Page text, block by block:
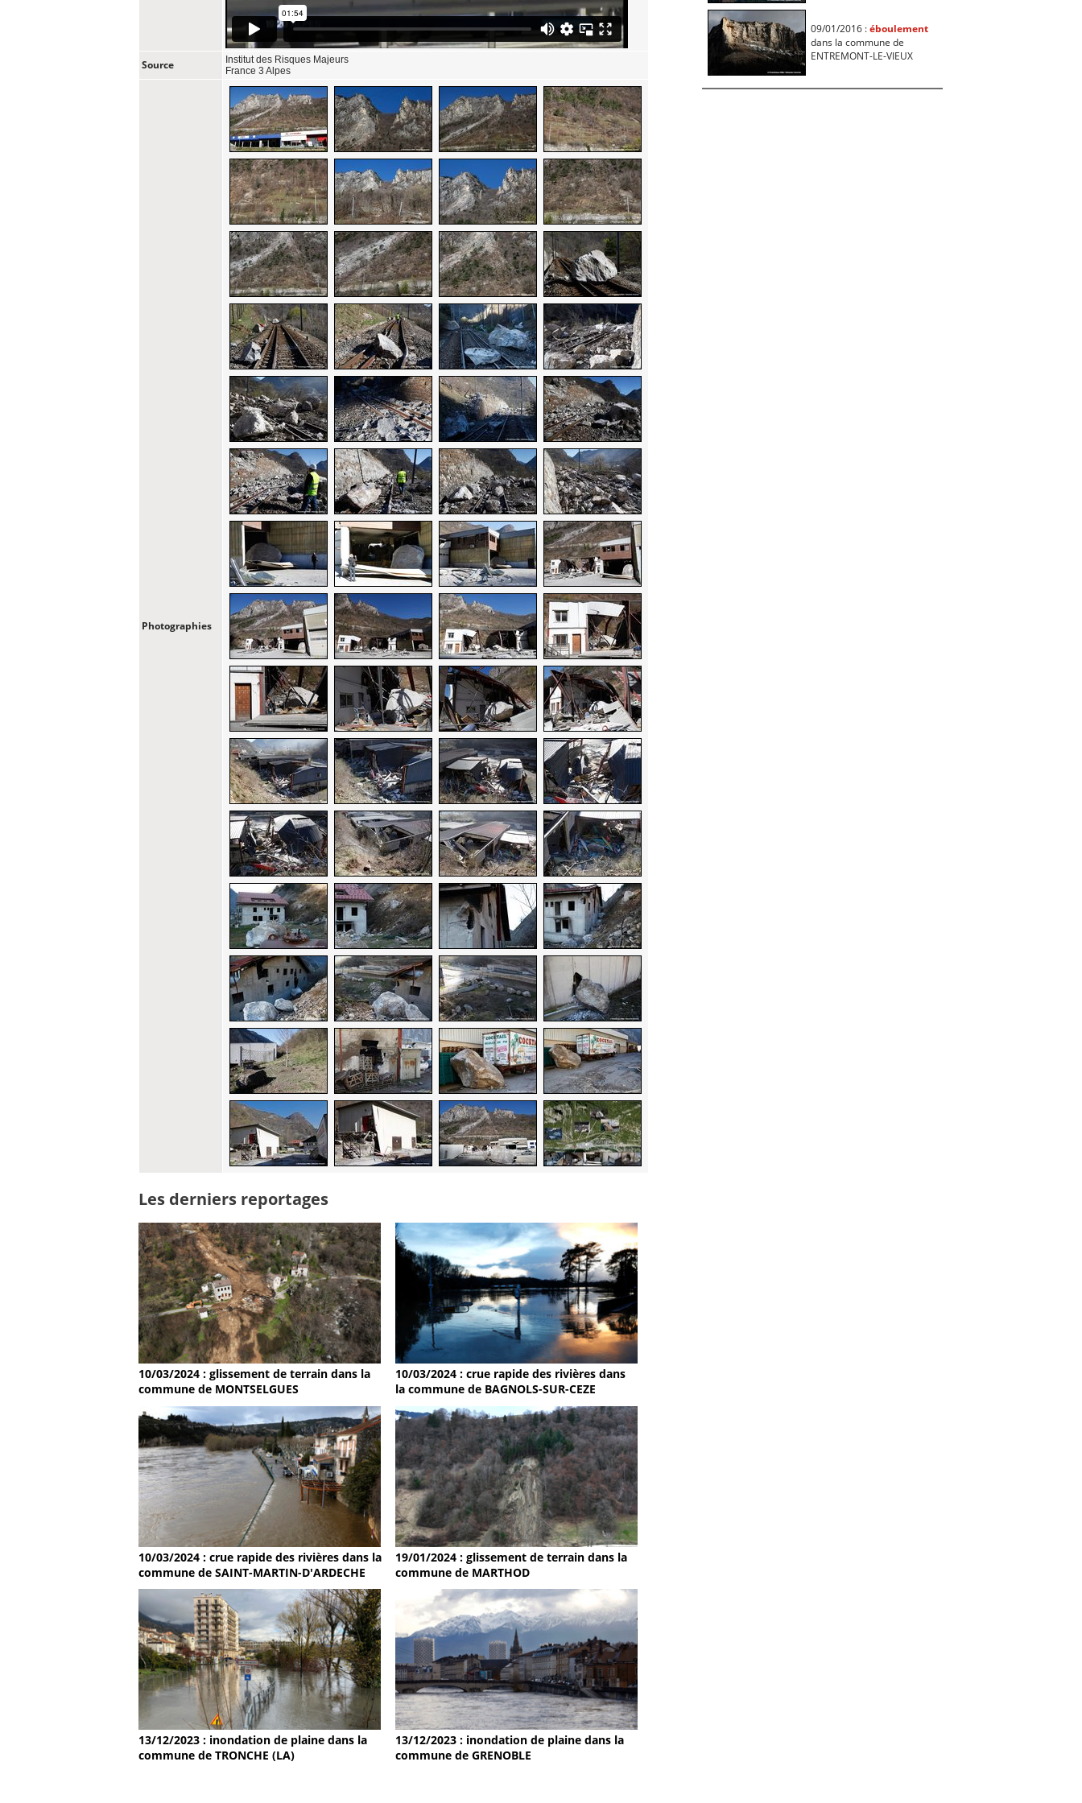
Source
Institut des Risques Majeurs
France 3 Alpes
Photographies
Les derniers reportages
10/03/2024 : glissement de terrain dans la
commune de MONTSELGUES
10/03/2024 : crue rapide des rivières dans
la commune de BAGNOLS-SUR-CEZE
10/03/2024 : crue rapide des rivières dans la
commune de SAINT-MARTIN-D'ARDECHE
19/01/2024 : glissement de terrain dans la
commune de MARTHOD
13/12/2023 : inondation de plaine dans la
commune de TRONCHE (LA)
13/12/2023 : inondation de plaine dans la
commune de GRENOBLE
09/01/2016 :éboulement
dans la commune de
ENTREMONT-LE-VIEUX